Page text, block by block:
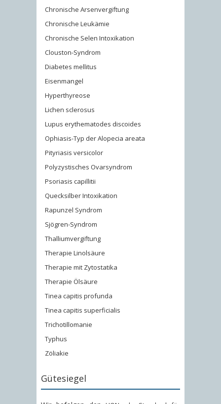
Chronische Arsenvergiftung
Chronische Leukämie
Chronische Selen Intoxikation
Clouston-Syndrom
Diabetes mellitus
Eisenmangel
Hyperthyreose
Lichen sclerosus
Lupus erythematodes discoides
Ophiasis-Typ der Alopecia areata
Pityriasis versicolor
Polyzystisches Ovarsyndrom
Psoriasis capillitii
Quecksilber Intoxikation
Rapunzel Syndrom
Sjögren-Syndrom
Thalliumvergiftung
Therapie Linolsäure
Therapie mit Zytostatika
Therapie Ölsäure
Tinea capitis profunda
Tinea capitis superficialis
Trichotillomanie
Typhus
Zöliakie
Gütesiegel